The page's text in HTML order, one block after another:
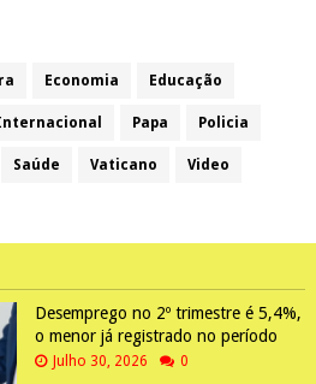
Economia Educação
Papa Policia
Saúde Vaticano Video
Desemprego no 2º trimestre é 5,4%,
o menor já registrado no período
Julho 30, 2026 0